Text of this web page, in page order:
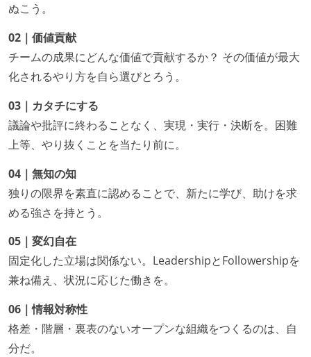
ぬこう。
02｜価値貢献
チームの成果にどんな価値で貢献するか？ その価値が最大
化されるやり方を自ら選びとろう。
03｜カタチにする
議論や批評に終わることなく、実現・実行・決断を。困難
上等、やり抜くことを当たり前に。
04｜無知の知
独りの限界を素直に認めることで、新たに学び、助けを求
める強さを持とう。
05｜変幻自在
固定化した立場は関係ない。LeadershipとFollowershipを
兼ね備え、状況に応じた働きを。
06｜情報対称性
格差・階層・裏表のないオープンな組織をつくるのは、自
分だ。